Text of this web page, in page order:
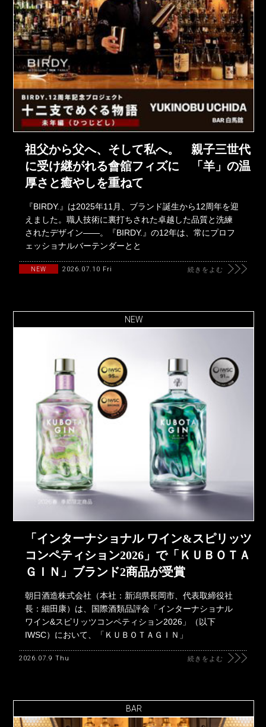
祖父から父へ、そして私へ。 親子三世代
に受け継がれる會舘フィズに 「羊」の温
厚さと癒やしを重ねて
『BIRDY.』は2025年11月、ブランド誕生から12周年を迎
えました。職人技術に裏打ちされた卓越した品質と洗練
されたデザイン――。『BIRDY.』の12年は、常にプロフ
ェッショナルバーテンダーとと
NEW 2026.07.10 Fri 続きをよむ
NEW
「インターナショナル ワイン&スピリッツ
コンペティション2026」で「ＫＵＢＯＴＡ
ＧＩＮ」ブランド2商品が受賞
朝日酒造株式会社（本社：新潟県長岡市、代表取締役社
長：細田康）は、国際酒類品評会「インターナショナル
ワイン&スピリッツコンペティション2026」（以下
IWSC）において、「ＫＵＢＯＴＡＧＩＮ」
2026.07.9 Thu 続きをよむ
BAR